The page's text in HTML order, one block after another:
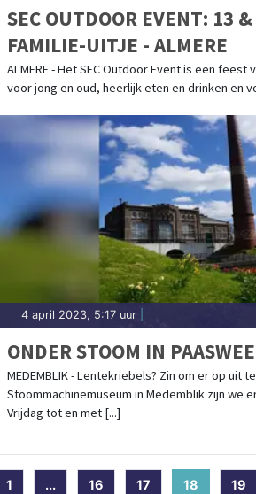
SEC OUTDOOR EVENT: 13
FAMILIE-UITJE - ALMERE
ALMERE - Het SEC Outdoor Event is een
voor jong en oud, heerlijk eten en drinken en
4 april 2023, 5:17 uur
ONDER STOOM IN
MEDEMBLIK - Lentekriebels? Zin om er op uit
Stoommachinemuseum in Medemblik zijn we
Vrijdag tot en met [...]
1 ... 16 17 18 (current)
19